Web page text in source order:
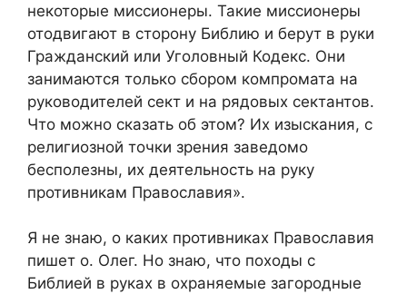
некоторые миссионеры. Такие миссионеры
отодвигают в сторону Библию и берут в руки
Гражданский или Уголовный Кодекс. Они
занимаются только сбором компромата на
руководителей сект и на рядовых сектантов.
Что можно сказать об этом? Их изыскания, с
религиозной точки зрения заведомо
бесполезны, их деятельность на руку
противникам Православия».
Я не знаю, о каких противниках Православия
пишет о. Олег. Но знаю, что походы с
Библией в руках в охраняемые загородные